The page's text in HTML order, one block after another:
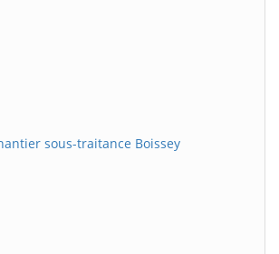
sous-traitance Boissey